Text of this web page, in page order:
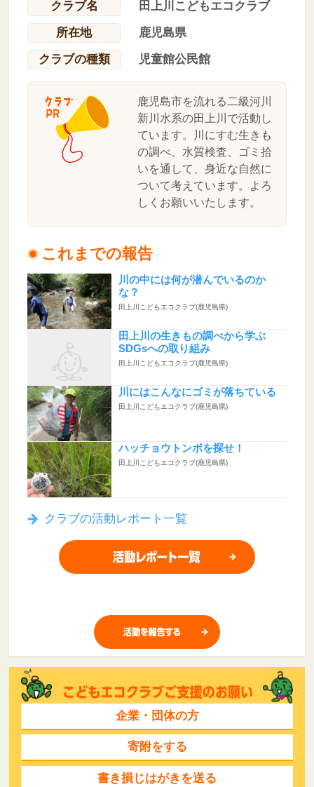
クラブ名
田上川こどもエコクラブ
所在地
鹿児島県
クラブの種類
児童館公民館
鹿児島市を流れる二級河川
新川水系の田上川で活動し
ています。川にすむ生きも
の調べ、水質検査、ゴミ拾
いを通して、身近な自然に
ついて考えています。よろ
しくお願いいたします。
これまでの報告
川の中には何が潜んでいるのか
な？
田上川こどもエコクラブ(鹿児島県)
田上川の生きもの調べから学ぶ
SDGsへの取り組み
田上川こどもエコクラブ(鹿児島県)
川にはこんなにゴミが落ちている
田上川こどもエコクラブ(鹿児島県)
ハッチョウトンボを探せ！
田上川こどもエコクラブ(鹿児島県)
クラブの活動レポート一覧
企業・団体の方
寄附をする
書き損じはがきを送る